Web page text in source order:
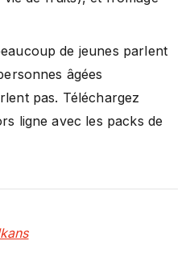
de jeunes parlent
âgées
pas. Téléchargez
ligne avec les packs de